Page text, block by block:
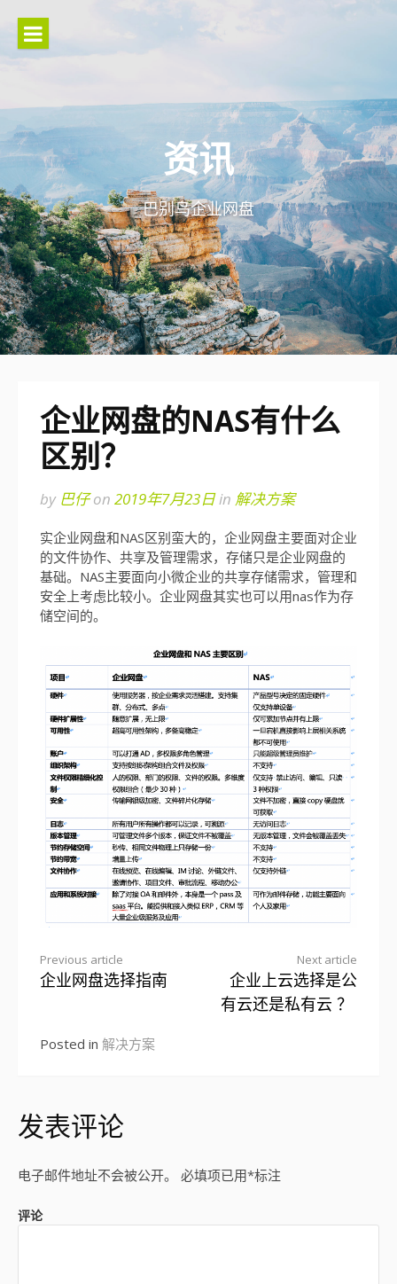
content
资讯
巴别鸟企业网盘
企业网盘的NAS有什么
区别？
by 巴仔on 2019年7月23日in 解决方案
实企业网盘和NAS区别蛮大的，企业网盘主要面对企业
的文件协作、共享及管理需求，存储只是企业网盘的
基础。NAS主要面向小微企业的共享存储需求，管理和
安全上考虑比较小。企业网盘其实也可以用nas作为存
储空间的。
Continue
Previous article
企业网盘选择指南
Next article
企业上云选择是公
有云还是私有云 ？
Posted in 解决方案
发表评论
电子邮件地址不会被公开。 必填项已用*标注
评论